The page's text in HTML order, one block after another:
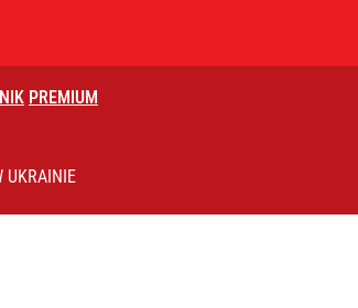
PREMIUM
pokazuje nastroje Ukraińców
UKRAINIE